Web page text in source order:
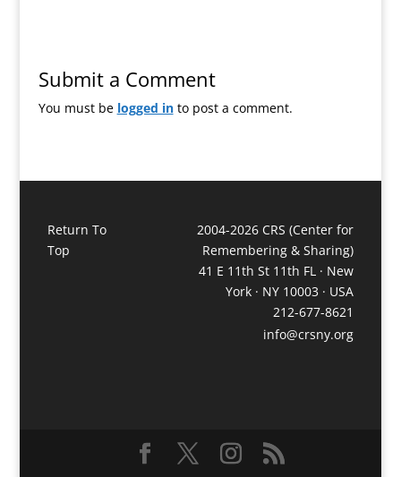
Submit a Comment
You must be logged into post a comment.
Return To
Top
2004-2026 CRS (Center for
Remembering & Sharing)
41 E 11th St 11th FL · New
York · NY 10003 · USA
212-677-8621
info@crsny.org